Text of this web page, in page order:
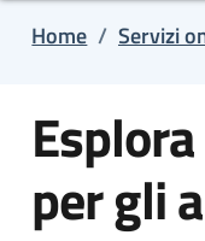
Home / Servizi
per gli